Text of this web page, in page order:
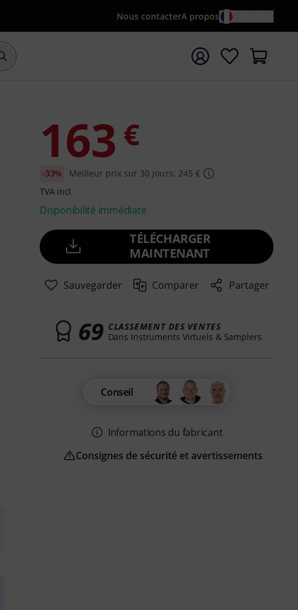
Nous contacterA propos
Démarrer la recherche avec le terme de recherche
163 €
-33%
Meilleur prix sur 30 jours: 245 €
TVA incl.
Disponibilité immédiate
TÉLÉCHARGER
MAINTENANT
Sauvegarder Comparer Partager
69 CLASSEMENT DES VENTES
Dans Instruments Virtuels & Samplers
Conseil
Informations du fabricant
Consignes de sécurité et avertissements